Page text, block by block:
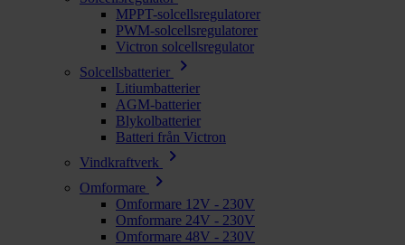
MPPT-solcellsregulatorer
PWM-solcellsregulatorer
Victron solcellsregulator
Solcellsbatterier
chevron_right
Litiumbatterier
AGM-batterier
Blykolbatterier
Batteri från Victron
Vindkraftverk
chevron_right
Omformare chevron_right
Omformare 12V - 230V
Omformare 24V - 230V
Omformare 48V - 230V